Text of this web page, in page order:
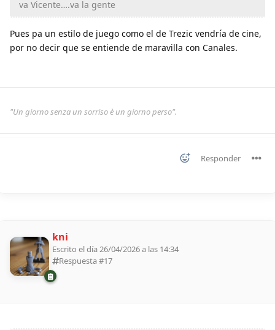
va Vicente….va la gente
Pues pa un estilo de juego como el de Trezic vendría de cine,
por no decir que se entiende de maravilla con Canales.
"Un giorno senza un sorriso è un giorno perso".
Responder
kni
Escrito el día 26/04/2026 a las 14:34
Respuesta #17